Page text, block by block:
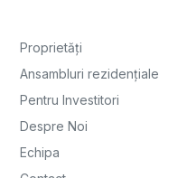
Proprietăți
Ansambluri rezidențiale
Pentru Investitori
Despre Noi
Echipa